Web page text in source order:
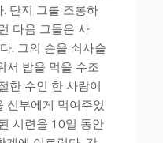
단지 그를 조롱하
다음 그들은 사
. 그의 손을 쇠사슬
서 밥을 먹을 수조
한 수인 한 사람이
신부에게 먹여주었
시련을 10일 동안